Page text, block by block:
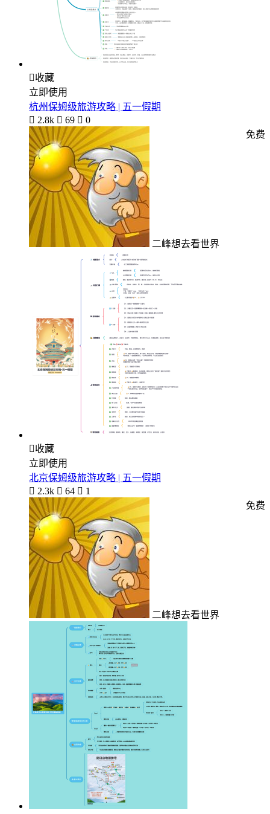
收藏
立即使用
杭州保姆级旅游攻略 | 五一假期
 2.8k  69  0
二峰想去看世界
免费
收藏
立即使用
北京保姆级旅游攻略 | 五一假期
 2.3k  64  1
二峰想去看世界
免费